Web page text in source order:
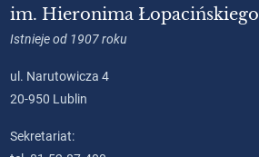
im. Hieronima Łopacińskiego
Istnieje od 1907 roku
ul. Narutowicza 4
20-950 Lublin
Sekretariat: